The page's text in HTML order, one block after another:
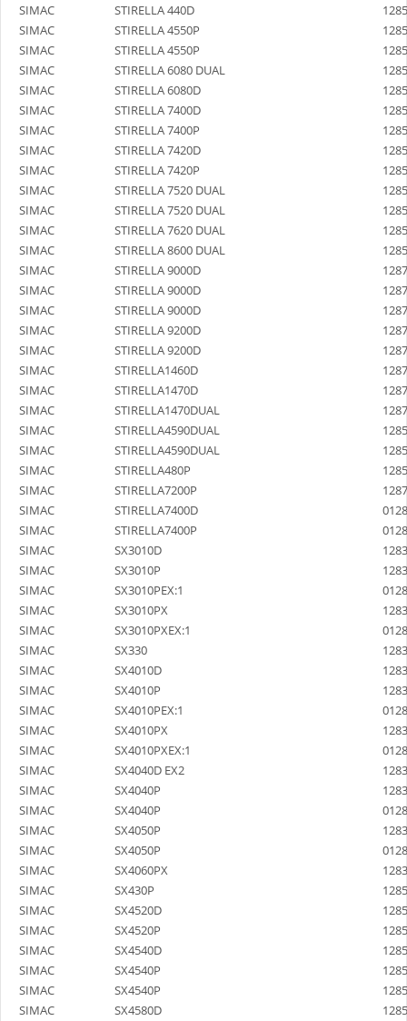
SIMAC
STIRELLA 440D
SIMAC
STIRELLA 4550P
SIMAC
STIRELLA 4550P
SIMAC
STIRELLA 6080 DUAL
SIMAC
STIRELLA 6080D
SIMAC
STIRELLA 7400D
SIMAC
STIRELLA 7400P
SIMAC
STIRELLA 7420D
SIMAC
STIRELLA 7420P
SIMAC
STIRELLA 7520 DUAL
SIMAC
STIRELLA 7520 DUAL
SIMAC
STIRELLA 7620 DUAL
SIMAC
STIRELLA 8600 DUAL
SIMAC
STIRELLA 9000D
SIMAC
STIRELLA 9000D
SIMAC
STIRELLA 9000D
SIMAC
STIRELLA 9200D
SIMAC
STIRELLA 9200D
SIMAC
STIRELLA1460D
SIMAC
STIRELLA1470D
SIMAC
STIRELLA1470DUAL
SIMAC
STIRELLA4590DUAL
SIMAC
STIRELLA4590DUAL
SIMAC
STIRELLA480P
SIMAC
STIRELLA7200P
SIMAC
STIRELLA7400D
SIMAC
STIRELLA7400P
SIMAC
SX3010D
SIMAC
SX3010P
SIMAC
SX3010PEX:1
SIMAC
SX3010PX
SIMAC
SX3010PXEX:1
SIMAC
SX330
SIMAC
SX4010D
SIMAC
SX4010P
SIMAC
SX4010PEX:1
SIMAC
SX4010PX
SIMAC
SX4010PXEX:1
SIMAC
SX4040D EX2
SIMAC
SX4040P
SIMAC
SX4040P
SIMAC
SX4050P
SIMAC
SX4050P
SIMAC
SX4060PX
SIMAC
SX430P
SIMAC
SX4520D
SIMAC
SX4520P
SIMAC
SX4540D
SIMAC
SX4540P
SIMAC
SX4540P
SIMAC
SX4580D